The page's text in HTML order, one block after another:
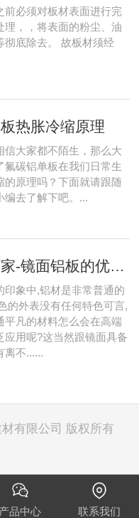
前必须对板材表面进行完
理，，将表面的粉尘、油
彻底除去。 故板材须经
热胀冷缩原理
信大家都不陌生，那么大
氟碳铝单板在我们日常生
的原理吗？下面就请跟随
编去了解下吧。...
铝单板厂家-镜面铝板的优良特点
印象中,铝材是非常普通的
的外表没有任何特色可言,
平凡的材料怎么会在高端
应用呢?这当然跟镜面具备
离不......
有限公司 版权所有
产品中心 联系我们